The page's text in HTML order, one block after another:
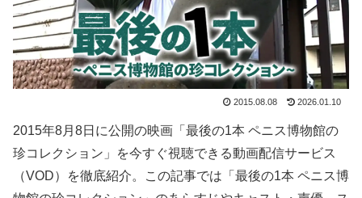
2015.08.08 2026.01.10
2015年8月8日に公開の映画「最後の1本 ペニス博物館の
珍コレクション」を今すぐ視聴できる動画配信サービス
（VOD）を徹底紹介。この記事では「最後の1本 ペニス博